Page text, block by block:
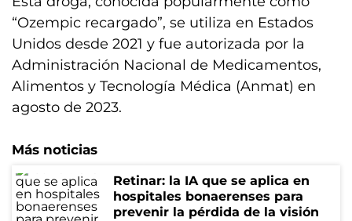
“Ozempic recargado”, se utiliza en Estados
Unidos desde 2021 y fue autorizada por la
Administración Nacional de Medicamentos,
Alimentos y Tecnología Médica (Anmat) en
agosto de 2023.
Más noticias
Retinar: la IA que se aplica en
hospitales bonaerenses para
prevenir la pérdida de la visión